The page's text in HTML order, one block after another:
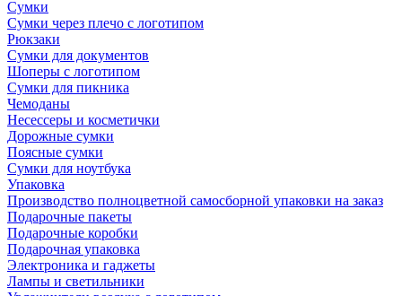
Сумки
Сумки через плечо с логотипом
Рюкзаки
Сумки для документов
Шоперы с логотипом
Сумки для пикника
Чемоданы
Несессеры и косметички
Дорожные сумки
Поясные сумки
Сумки для ноутбука
Упаковка
Производство полноцветной самосборной упаковки на заказ
Подарочные пакеты
Подарочные коробки
Подарочная упаковка
Электроника и гаджеты
Лампы и светильники